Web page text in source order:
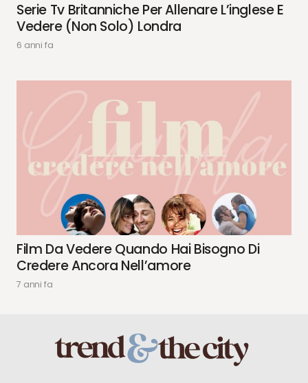
Serie Tv Britanniche Per Allenare L’inglese E
Vedere (non Solo) Londra
6 anni fa
Film Da Vedere Quando Hai Bisogno Di
Credere Ancora Nell’amore
7 anni fa